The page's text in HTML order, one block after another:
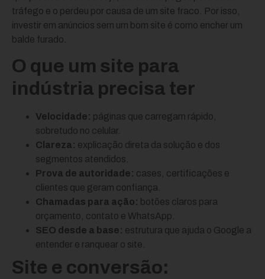
tráfego e o perdeu por causa de um site fraco. Por isso,
investir em anúncios sem um bom site é como encher um
balde furado.
O que um site para
indústria precisa ter
Velocidade: páginas que carregam rápido,
sobretudo no celular.
Clareza: explicação direta da solução e dos
segmentos atendidos.
Prova de autoridade: cases, certificações e
clientes que geram confiança.
Chamadas para ação: botões claros para
orçamento, contato e WhatsApp.
SEO desde a base: estrutura que ajuda o Google a
entender e ranquear o site.
Site e conversão: